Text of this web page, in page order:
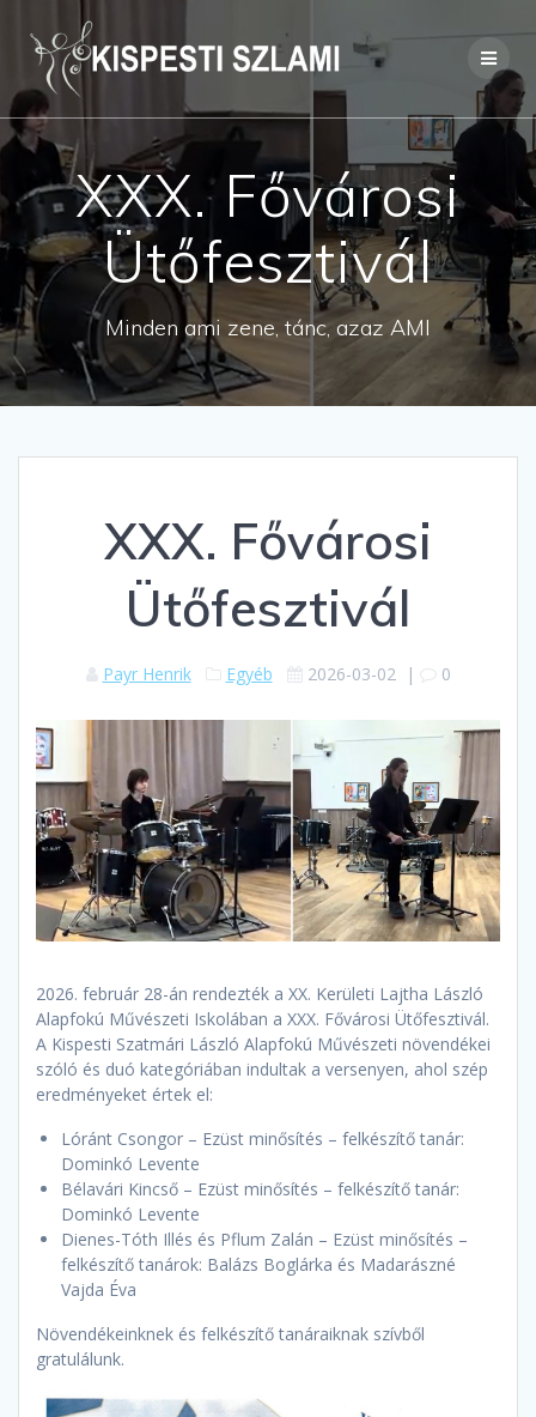
content
XXX. Fővárosi
Ütőfesztivál
Minden ami zene, tánc, azaz AMI
XXX. Fővárosi
Ütőfesztivál
Payr Henrik Egyéb 2026-03-02 | 0
2026. február 28-án rendezték a XX. Kerületi Lajtha László
Alapfokú Művészeti Iskolában a XXX. Fővárosi Ütőfesztivál.
A Kispesti Szatmári László Alapfokú Művészeti növendékei
szóló és duó kategóriában indultak a versenyen, ahol szép
eredményeket értek el:
Lóránt Csongor – Ezüst minősítés – felkészítő tanár:
Dominkó Levente
Bélavári Kincső – Ezüst minősítés – felkészítő tanár:
Dominkó Levente
Dienes-Tóth Illés és Pflum Zalán – Ezüst minősítés –
felkészítő tanárok: Balázs Boglárka és Madarászné
Vajda Éva
Növendékeinknek és felkészítő tanáraiknak szívből
gratulálunk.